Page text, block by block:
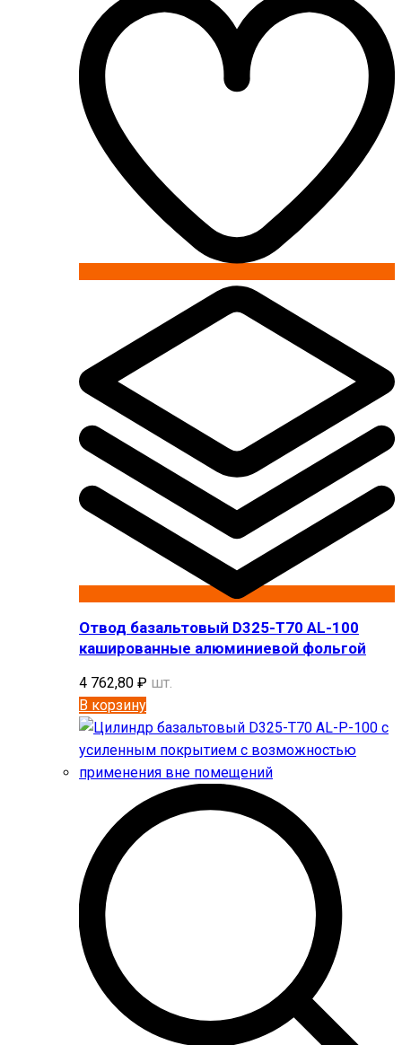
Отвод базальтовый D325-T70 AL-100
кашированные алюминиевой фольгой
4 762,80 ₽ шт.
В корзину